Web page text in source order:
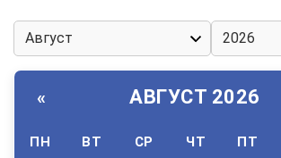
« АВГУСТ 2026
ПН ВТ СР ЧТ ПТ